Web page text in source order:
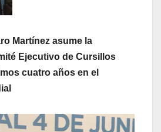
Martínez asume la
Ejecutivo de Cursillos
cuatro años en el